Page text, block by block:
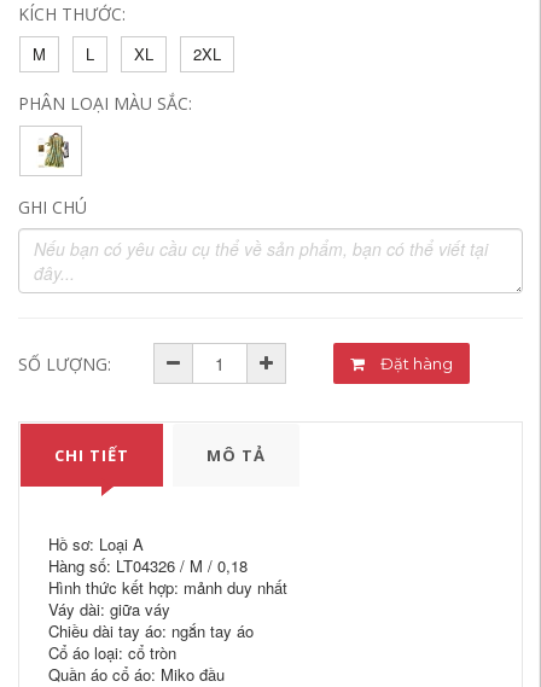
KÍCH THƯỚC:
M
L XL 2XL
PHÂN LOẠI MÀU SẮC:
GHI CHÚ
SỐ LƯỢNG: Đặt hàng
CHI TIẾT MÔ TẢ
Hồ sơ: Loại A
Hàng số: LT04326 / M / 0,18
Hình thức kết hợp: mảnh duy nhất
Váy dài: giữa váy
Chiều dài tay áo: ngắn tay áo
Cổ áo loại: cổ tròn
Quần áo cổ áo: Miko đầu